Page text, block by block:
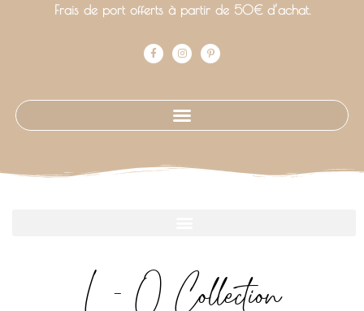
Frais de port offerts à partir de 50€ d’achat.
L - O Collection